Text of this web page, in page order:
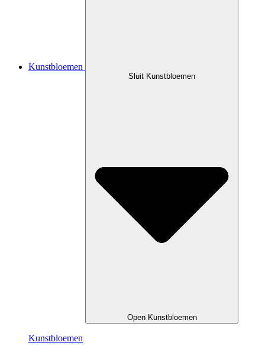
Kunstbloemen
Sluit Kunstbloemen
Open Kunstbloemen
Kunstbloemen